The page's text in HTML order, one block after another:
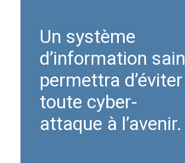
Un système
d’information sain
permettra d’éviter
toute cyber-
attaque à l’avenir.